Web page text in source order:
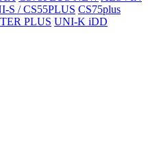
S / CS55PLUS CS75plus
PLUS UNI-K iDD